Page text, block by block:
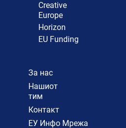
Creative
Europe
Horizon
EU Funding
За нас
Нашиот
тим
Контакт
ЕУ Инфо Мрежа